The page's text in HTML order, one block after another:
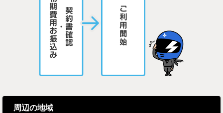
周辺の地域